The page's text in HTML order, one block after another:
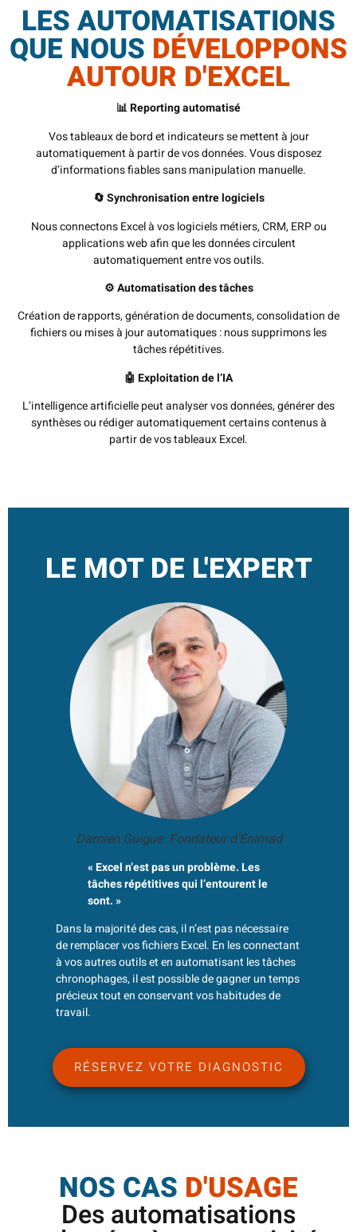
LES AUTOMATISATIONS
QUE NOUS DÉVELOPPONS
AUTOUR D'EXCEL
📊 Reporting automatisé
Vos tableaux de bord et indicateurs se mettent à jour
automatiquement à partir de vos données. Vous disposez
d’informations fiables sans manipulation manuelle.
🔄 Synchronisation entre logiciels
Nous connectons Excel à vos logiciels métiers, CRM, ERP ou
applications web afin que les données circulent
automatiquement entre vos outils.
⚙️ Automatisation des tâches
Création de rapports, génération de documents, consolidation de
fichiers ou mises à jour automatiques : nous supprimons les
tâches répétitives.
🤖 Exploitation de l’IA
L’intelligence artificielle peut analyser vos données, générer des
synthèses ou rédiger automatiquement certains contenus à
partir de vos tableaux Excel.
LE MOT DE L'EXPERT
Damien Guigue Fondateur d'Enimad
« Excel n’est pas un problème. Les
tâches répétitives qui l’entourent le
sont. »
Dans la majorité des cas, il n’est pas nécessaire
de remplacer vos fichiers Excel. En les connectant
à vos autres outils et en automatisant les tâches
chronophages, il est possible de gagner un temps
précieux tout en conservant vos habitudes de
travail.
RÉSERVEZ VOTRE DIAGNOSTIC
NOS CAS D'USAGE
Des automatisations